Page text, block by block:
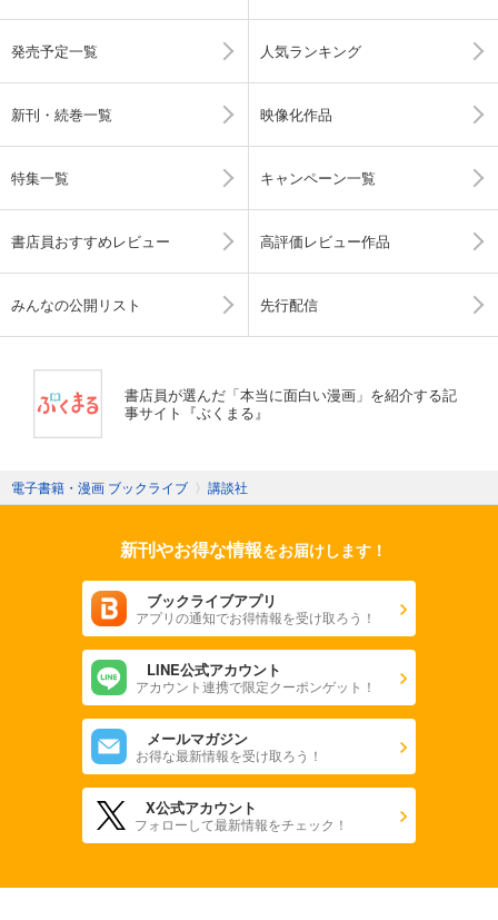
発売予定一覧 人気ランキング
新刊・続巻一覧 映像化作品
特集一覧 キャンペーン一覧
書店員おすすめレビュー 高評価レビュー作品
みんなの公開リスト 先行配信
書店員が選んだ「本当に面白い漫画」を紹介する記
事サイト『ぶくまる』
電子書籍・漫画 ブックライブ 〉 講談社
新刊やお得な情報をお届けします！
ブックライブアプリ
アプリの通知でお得情報を受け取ろう！
LINE公式アカウント
アカウント連携で限定クーポンゲット！
メールマガジン
お得な最新情報を受け取ろう！
X公式アカウント
フォローして最新情報をチェック！